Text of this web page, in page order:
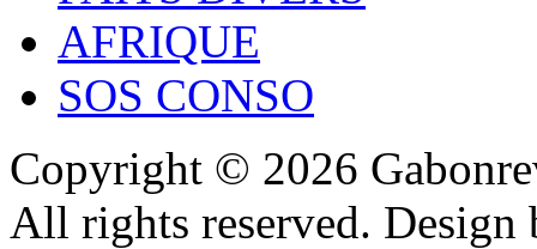
AFRIQUE
SOS CONSO
Copyright © 2026
All rights reserved.